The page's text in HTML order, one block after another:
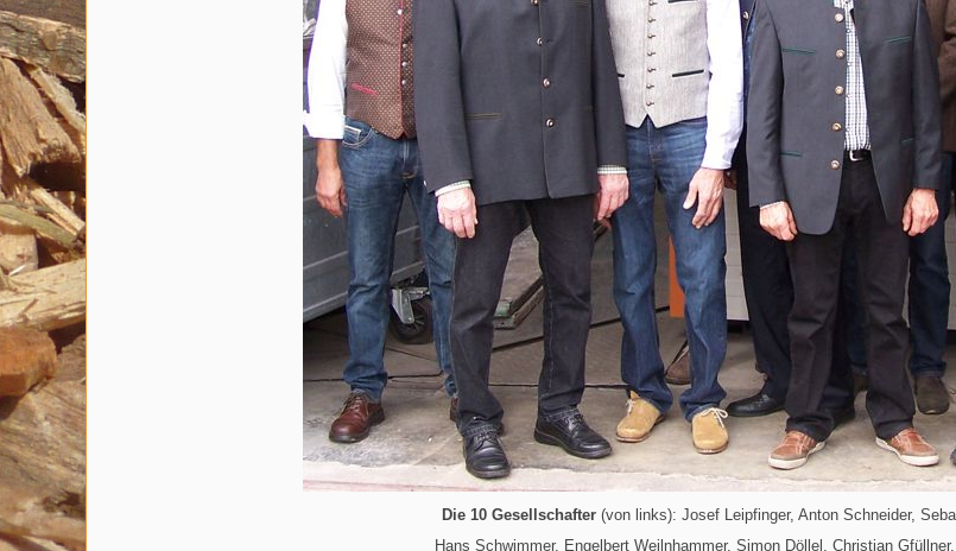
Die 10 Gesellschafter (von links): Josef Leipfinger, Anton Schneider,
Hans Schwimmer, Engelbert Weilnhammer, Simon Döllel, Christian